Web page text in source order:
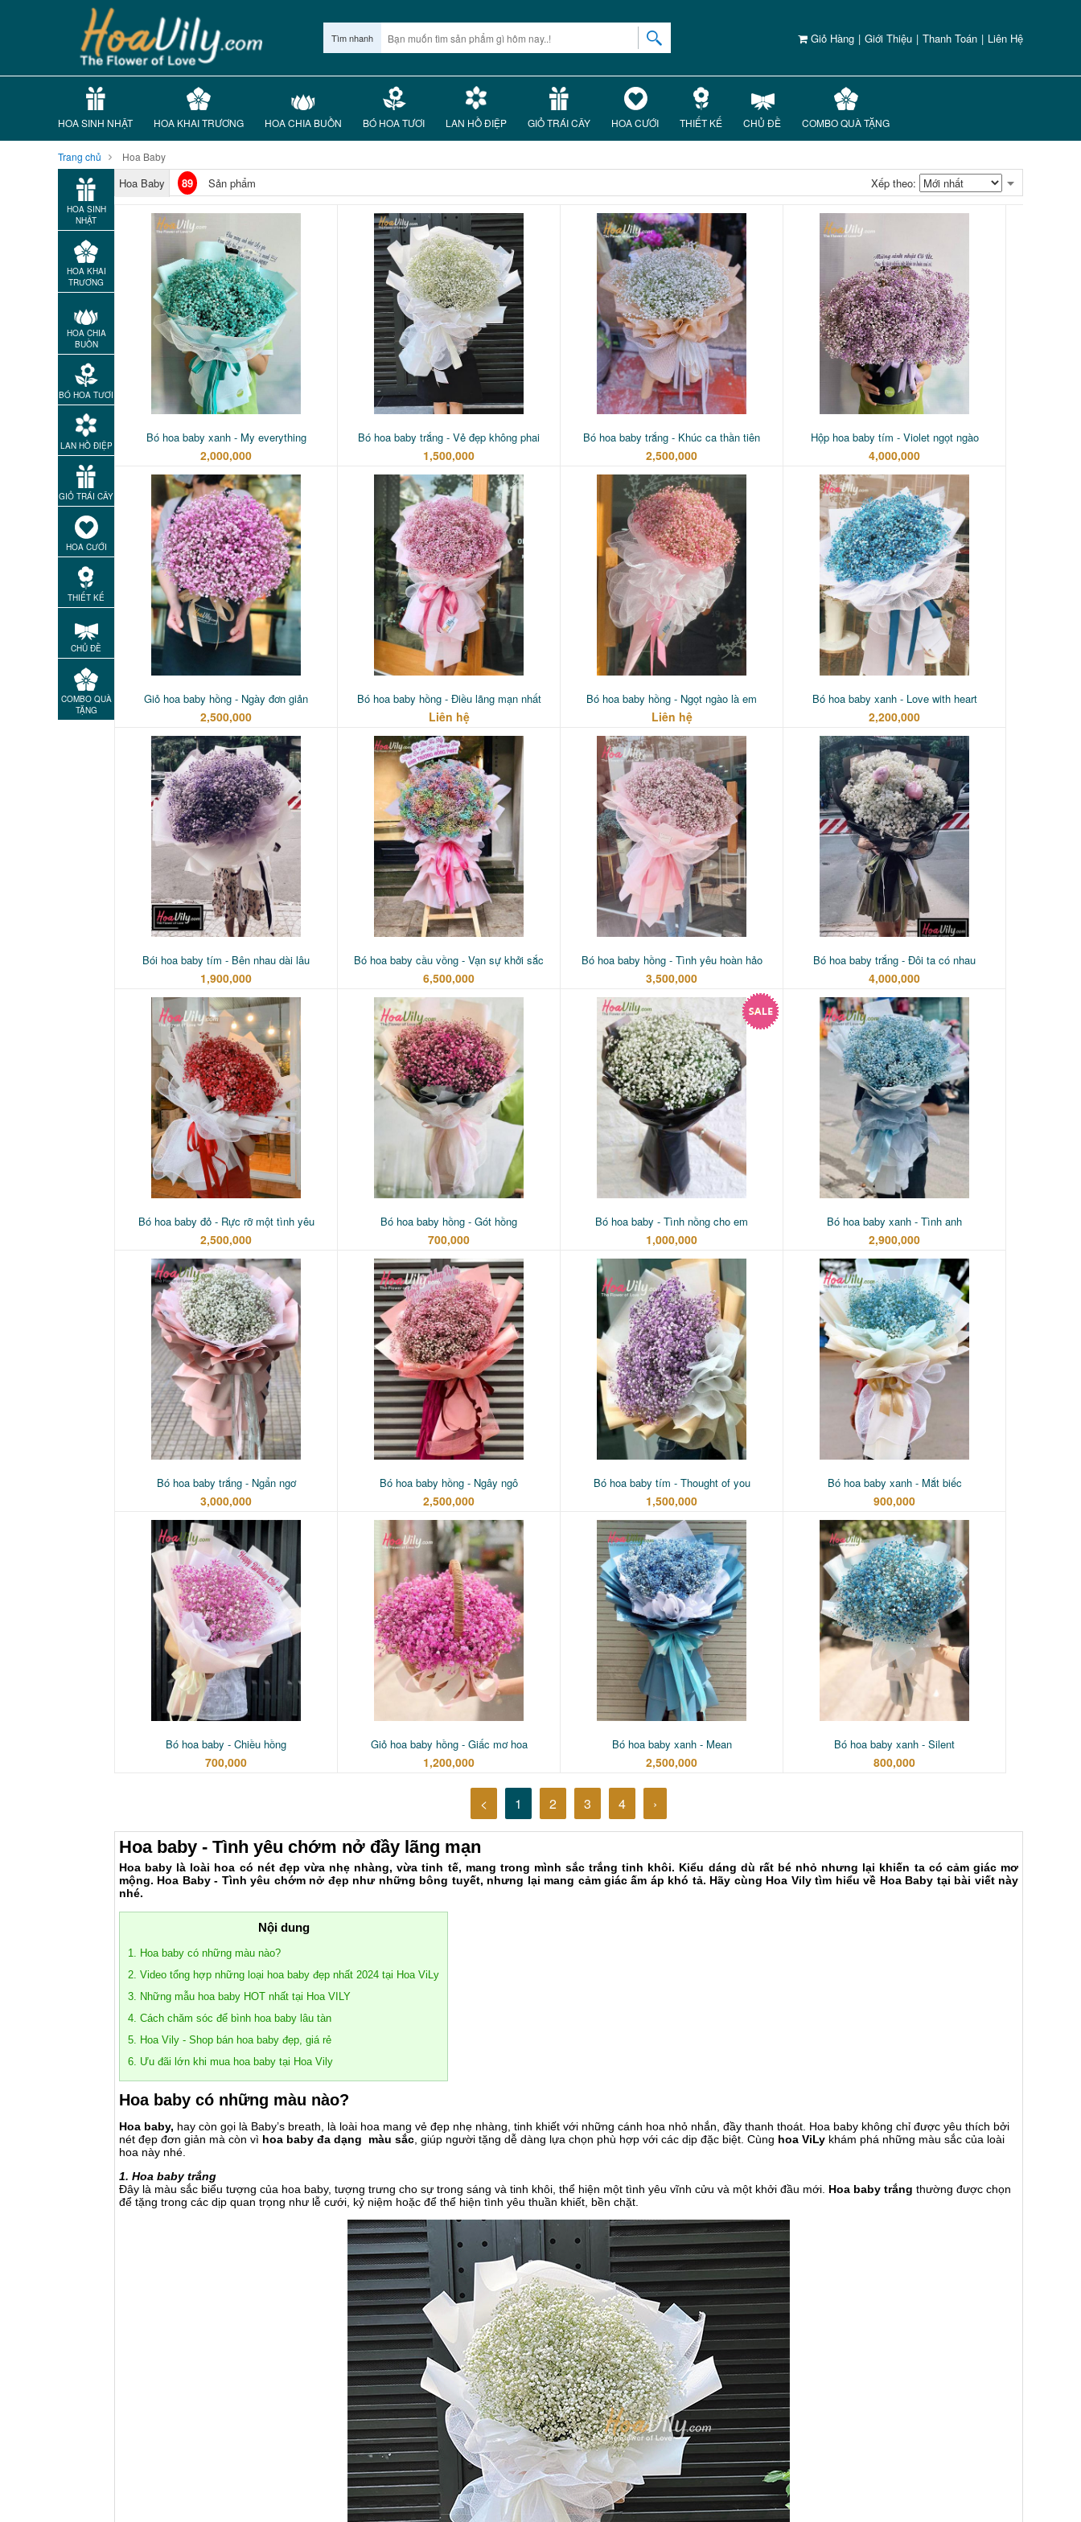
Giỏ Hàng | Giới Thiệu | Thanh Toán | Liên Hệ
Tìm nhanh
HOA SINH NHẬT HOA KHAI TRƯƠNG HOA CHIA BUỒN BÓ HOA TƯƠI LAN HỒ ĐIỆP GIỎ TRÁI CÂY HOA CƯỚI THIẾT KẾ CHỦ ĐỀ COMBO QUÀ TẶNG
Trang chủ Hoa Baby
HOA SINH
NHẬT
HOA KHAI
TRƯƠNG
HOA CHIA
BUỒN
BÓ HOA TƯƠI
LAN HỒ ĐIỆP
GIỎ TRÁI CÂY
HOA CƯỚI
THIẾT KẾ
CHỦ ĐỀ
COMBO QUÀ
TẶNG
Hoa Baby 89 Sản phẩm Xếp theo:
Bó hoa baby xanh - My everything
2,000,000
Bó hoa baby trắng - Vẻ đẹp không phai
1,500,000
Bó hoa baby trắng - Khúc ca thần tiên
2,500,000
Hộp hoa baby tím - Violet ngọt ngào
4,000,000
Giỏ hoa baby hồng - Ngày đơn giản
2,500,000
Bó hoa baby hồng - Điều lãng mạn nhất
Liên hệ
Bó hoa baby hồng - Ngọt ngào là em
Liên hệ
Bó hoa baby xanh - Love with heart
2,200,000
Bói hoa baby tím - Bên nhau dài lâu
1,900,000
Bó hoa baby cầu vồng - Vạn sự khởi sắc
6,500,000
Bó hoa baby hồng - Tình yêu hoàn hảo
3,500,000
Bó hoa baby trắng - Đôi ta có nhau
4,000,000
Bó hoa baby đỏ - Rực rỡ một tình yêu
2,500,000
Bó hoa baby hồng - Gót hồng
700,000
Bó hoa baby - Tình nồng cho em
1,000,000
Bó hoa baby xanh - Tình anh
2,900,000
Bó hoa baby trắng - Ngẩn ngơ
3,000,000
Bó hoa baby hồng - Ngây ngô
2,500,000
Bó hoa baby tím - Thought of you
1,500,000
Bó hoa baby xanh - Mắt biếc
900,000
Bó hoa baby - Chiều hồng
700,000
Giỏ hoa baby hồng - Giấc mơ hoa
1,200,000
Bó hoa baby xanh - Mean
2,500,000
Bó hoa baby xanh - Silent
800,000
< 1 2 3 4 ›
Hoa baby - Tình yêu chớm nở đầy lãng mạn
Hoa baby là loài hoa có nét đẹp vừa nhẹ nhàng, vừa tinh tế, mang trong mình sắc trắng tinh khôi. Kiểu dáng dù rất bé nhỏ nhưng lại khiến ta có cảm giác mơ
mộng. Hoa Baby - Tình yêu chớm nở đẹp như những bông tuyết, nhưng lại mang cảm giác ấm áp khó tả. Hãy cùng Hoa Vily tìm hiểu về Hoa Baby tại bài viết này
nhé.
Nội dung
1. Hoa baby có những màu nào?
2. Video tổng hợp những loại hoa baby đẹp nhất 2024 tại Hoa ViLy
3. Những mẫu hoa baby HOT nhất tại Hoa VILY
4. Cách chăm sóc để bình hoa baby lâu tàn
5. Hoa Vily - Shop bán hoa baby đẹp, giá rẻ
6. Ưu đãi lớn khi mua hoa baby tại Hoa Vily
Hoa baby có những màu nào?
Hoa baby, hay còn gọi là Baby’s breath, là loài hoa mang vẻ đẹp nhẹ nhàng, tinh khiết với những cánh hoa nhỏ nhắn, đầy thanh thoát. Hoa baby không chỉ được yêu thích bởi
nét đẹp đơn giản mà còn vì hoa baby đa dạng màu sắc , giúp người tặng dễ dàng lựa chọn phù hợp với các dịp đặc biệt. Cùng hoa ViLy khám phá những màu sắc của loài
hoa này nhé.
1. Hoa baby trắng
Đây là màu sắc biểu tượng của hoa baby, tượng trưng cho sự trong sáng và tinh khôi, thể hiện một tình yêu vĩnh cửu và một khởi đầu mới. Hoa baby trắng thường được chọn
để tặng trong các dịp quan trọng như lễ cưới, kỷ niệm hoặc để thể hiện tình yêu thuần khiết, bền chặt.